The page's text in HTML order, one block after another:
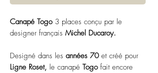
Canapé Togo3 places conçu par le
designer français Michel Ducaroy.
Designé dans les années 70et créé pour
Ligne Roset, le canapé Togofait encore